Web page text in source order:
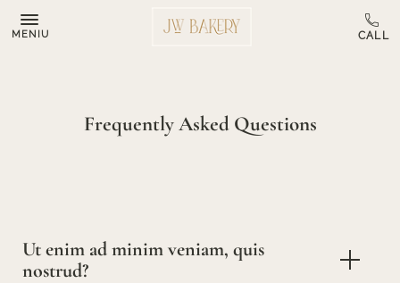
MENIU
Frequently Asked Questions
Ut enim ad minim veniam, quis
nostrud?